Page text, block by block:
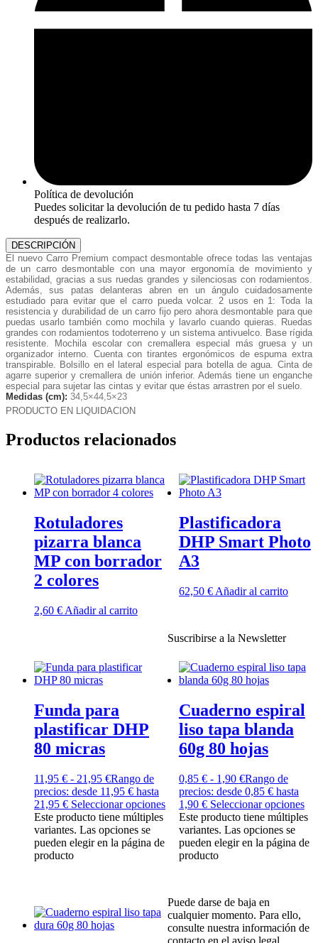
Política de devolución
Puedes solicitar la devolución de tu pedido hasta 7 días
después de realizarlo.
DESCRIPCIÓN
El nuevo Carro Premium compact desmontable ofrece todas las ventajas
de un carro desmontable con una mayor ergonomía de movimiento y
estabilidad, gracias a sus ruedas grandes y silenciosas con rodamientos.
Además, sus patas delanteras abren en un ángulo cuidadosamente
estudiado para evitar que el carro pueda volcar. 2 usos en 1: Toda la
resistencia y durabilidad de un carro fijo pero ahora desmontable para que
puedas usarlo también como mochila y lavarlo cuando quieras. Ruedas
grandes con rodamientos todoterreno y un sistema antivuelco. Base rígida
resistente. Mochila escolar con cremallera especial más gruesa y un
organizador interno. Cuenta con tirantes ergonómicos de espuma extra
transpirable. Bolsillo en el lateral especial para botella de agua. Cinta de
agarre superior y cremallera de unión inferior. Además tiene un enganche
especial para sujetar las cintas y evitar que éstas arrastren por el suelo.
Medidas (cm): 34,5×44,5×23
PRODUCTO EN LIQUIDACION
Productos relacionados
Rotuladores
pizarra blanca
MP con borrador
2 colores
2,60 € Añadir al carrito
Plastificadora
DHP Smart Photo
A3
62,50 € Añadir al carrito
Funda para
plastificar DHP
80 micras
11,95 € - 21,95 €Rango de
precios: desde 11,95 € hasta
21,95 € Seleccionar opciones
Este producto tiene múltiples
variantes. Las opciones se
pueden elegir en la página de
producto
Cuaderno espiral
liso tapa blanda
60g 80 hojas
0,85 € - 1,90 €Rango de
precios: desde 0,85 € hasta
1,90 € Seleccionar opciones
Este producto tiene múltiples
variantes. Las opciones se
pueden elegir en la página de
producto
Suscribirse a la Newsletter
Puede darse de baja en
cualquier momento. Para ello,
consulte nuestra información de
contacto en el aviso legal.